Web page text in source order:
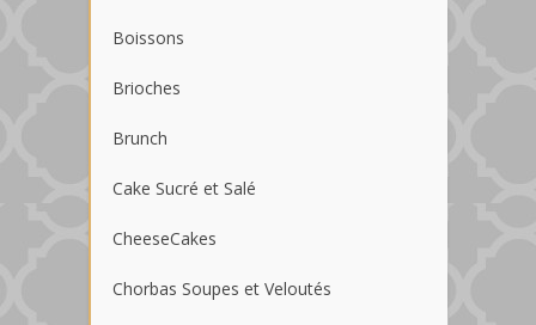
Boissons
Brioches
Brunch
Cake Sucré et Salé
CheeseCakes
Chorbas Soupes et Veloutés